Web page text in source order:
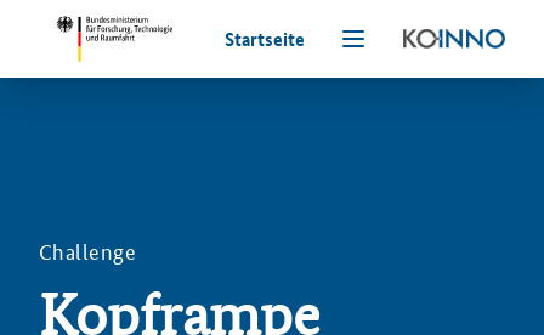
Startseite
Challenge
Kopframpe